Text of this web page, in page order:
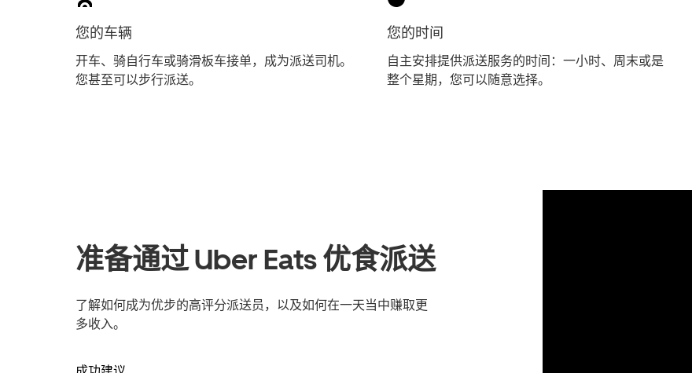
您的车辆
开车、骑自行车或骑滑板车接单，成为派送司机。
您甚至可以步行派送。
您的时间
自主安排提供派送服务的时间：一小时、周末或是
整个星期，您可以随意选择。
准备通过 Uber Eats 优食派送
了解如何成为优步的高评分派送员，以及如何在一天当中赚取更
多收入。